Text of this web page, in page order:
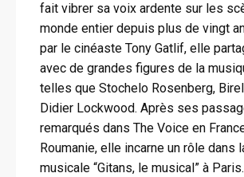
fait vibrer sa voix ardente sur les
monde entier depuis plus de vingt
par le cinéaste Tony Gatlif, elle
avec de grandes figures de la
telles que Stochelo Rosenberg,
Didier Lockwood. Après ses
remarqués dans The Voice en
Roumanie, elle incarne un rôle dans
musicale “Gitans, le musical” à